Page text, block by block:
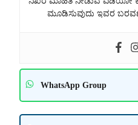
ಮೂಡಿಸುವುದು ಇವರ
WhatsApp Group